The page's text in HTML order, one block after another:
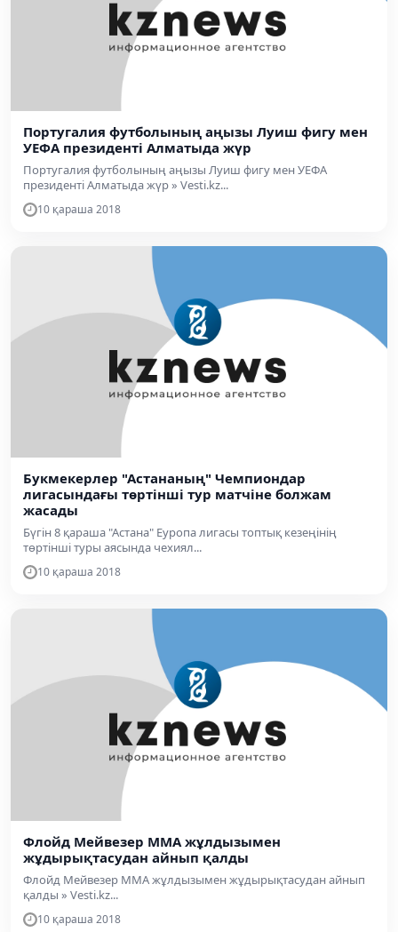
Португалия футболының аңызы Луиш фигу мен
УЕФА президенті Алматыда жүр
Португалия футболының аңызы Луиш фигу мен УЕФА
президенті Алматыда жүр » Vesti.kz...
10 қараша 2018
Букмекерлер "Астананың" Чемпиондар
лигасындағы төртінші тур матчіне болжам
жасады
Бүгін 8 қараша "Астана" Еуропа лигасы топтық кезеңінің
төртінші туры аясында чехиял...
10 қараша 2018
Флойд Мейвезер ММА жұлдызымен
жұдырықтасудан айнып қалды
Флойд Мейвезер ММА жұлдызымен жұдырықтасудан айнып
қалды » Vesti.kz...
10 қараша 2018